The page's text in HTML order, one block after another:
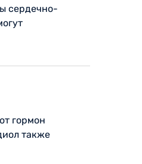
сердечно-
гормон
также